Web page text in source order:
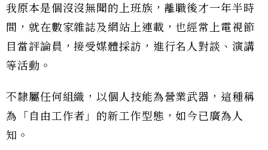
我原本是個沒沒無聞的上班族，離職後才一年半時
間，就在數家雜誌及網站上連載，也經常上電視節
目當評論員，接受媒體採訪，進行名人對談、演講
等活動。
不隸屬任何組織，以個人技能為營業武器，這種稱
為「自由工作者」的新工作型態，如今已廣為人
知。